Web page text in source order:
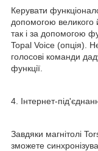
Керувати
допомогою великого
так і за допомогою
Topal Voice (опція).
голосові команди
функції.
4. Інтернет-
Завдяки магнітолі
зможете